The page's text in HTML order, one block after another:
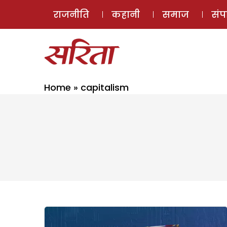
राजनीति कहानी समाज
Home » capitalism